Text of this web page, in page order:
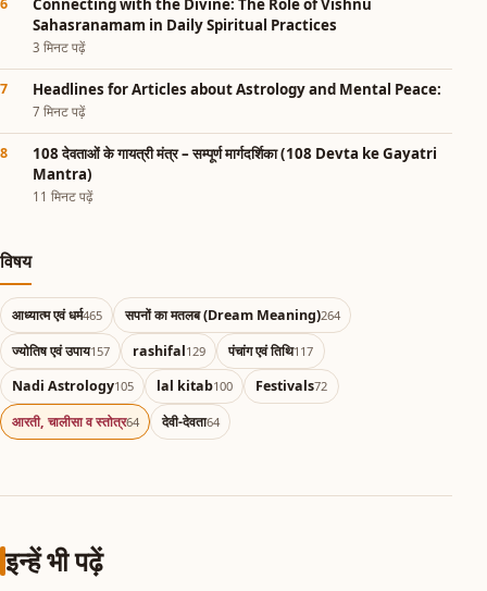
Sahasranamam in Daily Spiritual Practices
3 मिनट पढ़ें
Headlines for Articles about Astrology and Mental Peace:
7 मिनट पढ़ें
108 देवताओं के गायत्री मंत्र – सम्पूर्ण मार्गदर्शिका (108 Devta ke Gayatri
Mantra)
11 मिनट पढ़ें
विषय
आध्यात्म एवं धर्म465 सपनों का मतलब (Dream Meaning)264
ज्योतिष एवं उपाय157 rashifal129 पंचांग एवं तिथि117
Nadi Astrology105 lal kitab100 Festivals72
आरती, चालीसा व स्तोत्र64 देवी-देवता64
इन्हें भी पढ़ें